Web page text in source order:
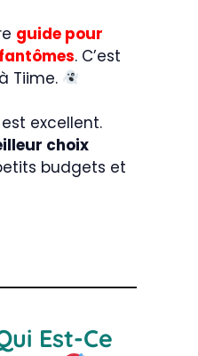
guide pour
. C’est
Tiime.
excellent.
choix
budgets et
Est-Ce